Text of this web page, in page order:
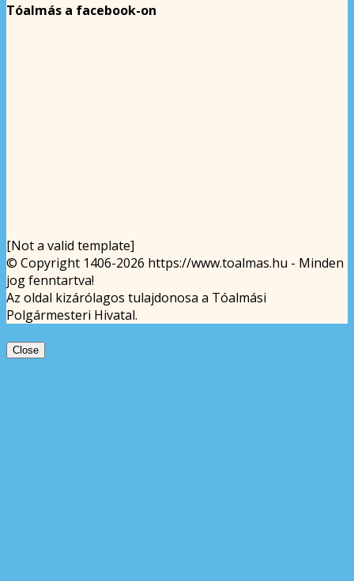
Tóalmás a facebook-on
[Not a valid template]
© Copyright 1406-2026 https://www.toalmas.hu - Minden
jog fenntartva!
Az oldal kizárólagos tulajdonosa a Tóalmási
Polgármesteri Hivatal.
Close